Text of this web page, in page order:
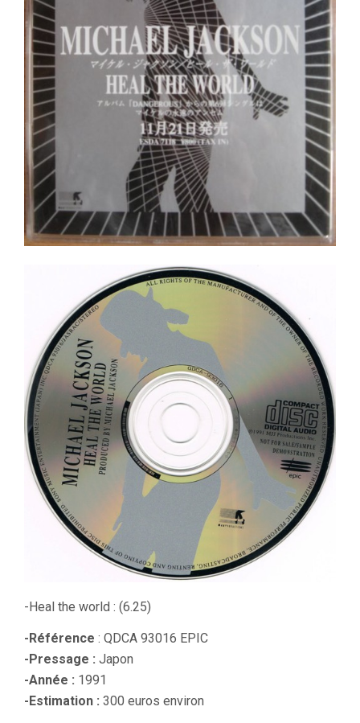
-Heal the world : (6.25)
-Référence : QDCA 93016 EPIC
-Pressage : Japon
-Année : 1991
-Estimation : 300 euros environ